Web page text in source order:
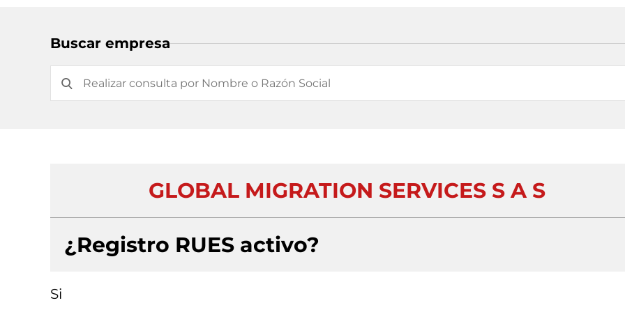
Buscar empresa
GLOBAL MIGRATION SERVICES S A S
¿Registro RUES activo?
Si